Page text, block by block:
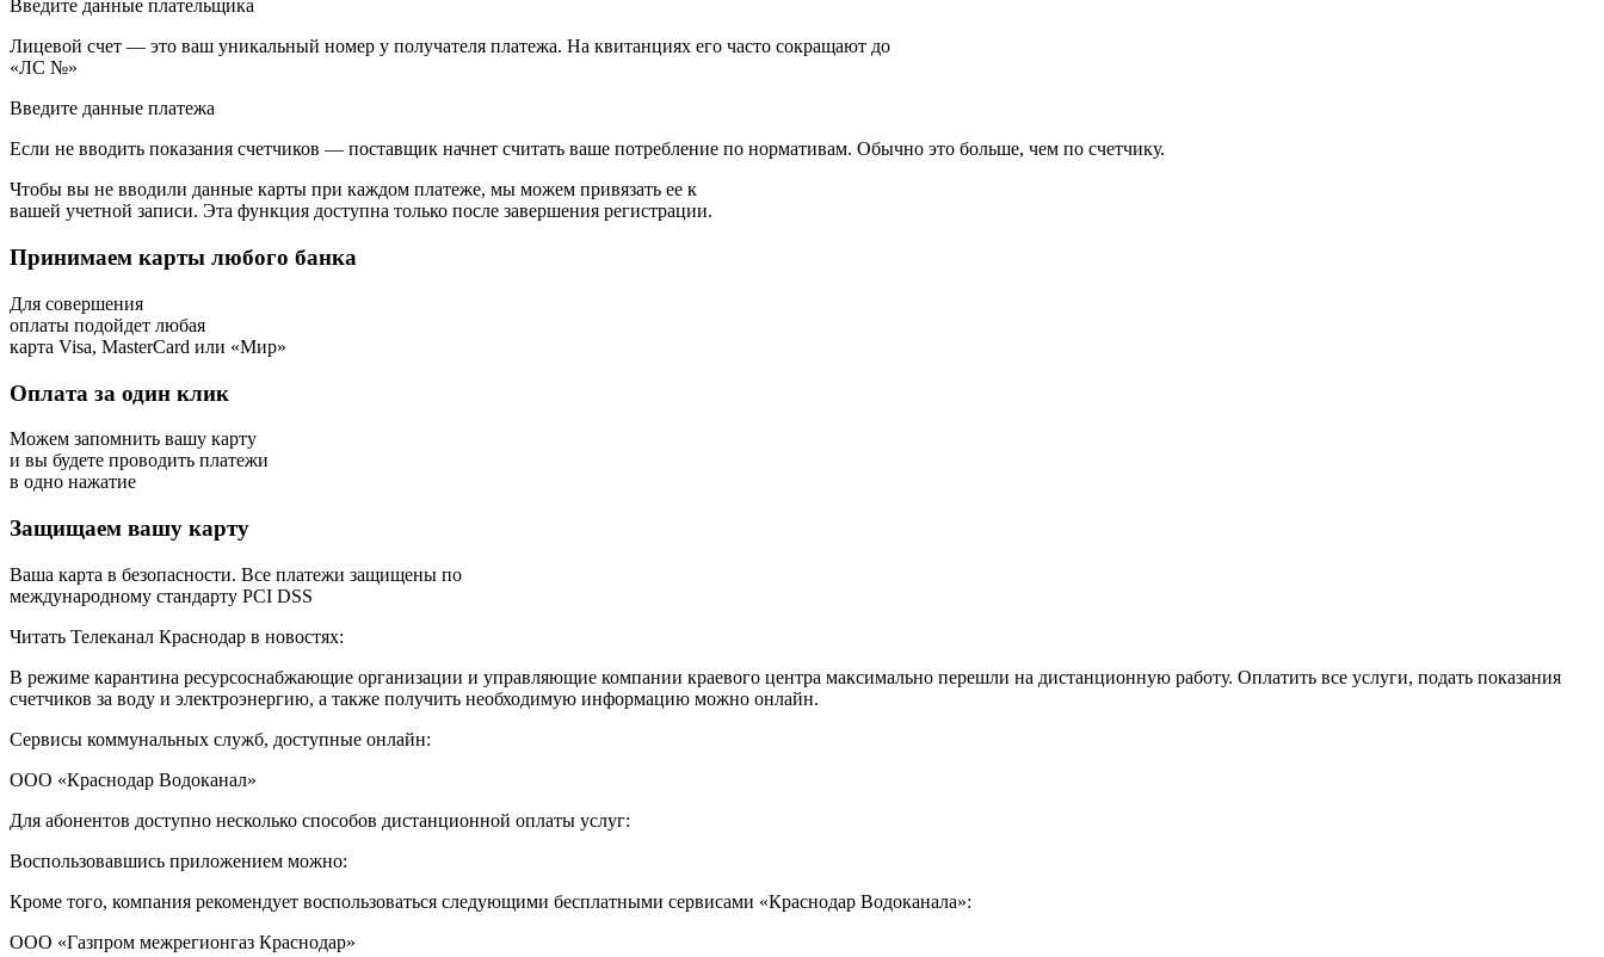
Введите данные плательщика
Лицевой счет — это ваш уникальный номер у получателя платежа. На квитанциях его часто сокращают до
«ЛС №»
Введите данные платежа
Если не вводить показания счетчиков — поставщик начнет считать ваше потребление по нормативам. Обычно это больше, чем по счетчику.
Чтобы вы не вводили данные карты при каждом платеже, мы можем привязать ее к
вашей учетной записи. Эта функция доступна только после завершения регистрации.
Принимаем карты любого банка
Для совершения
оплаты подойдет любая
карта Visa, MasterCard или «Мир»
Оплата за один клик
Можем запомнить вашу карту
и вы будете проводить платежи
в одно нажатие
Защищаем вашу карту
Ваша карта в безопасности. Все платежи защищены по
международному стандарту PCI DSS
Читать Телеканал Краснодар в новостях:
В режиме карантина ресурсоснабжающие организации и управляющие компании краевого центра максимально перешли на дистанционную работу. Оплатить все услуги, подать показания
счетчиков за воду и электроэнергию, а также получить необходимую информацию можно онлайн.
Сервисы коммунальных служб, доступные онлайн:
ООО «Краснодар Водоканал»
Для абонентов доступно несколько способов дистанционной оплаты услуг:
Воспользовавшись приложением можно:
Кроме того, компания рекомендует воспользоваться следующими бесплатными сервисами «Краснодар Водоканала»:
ООО «Газпром межрегионгаз Краснодар»